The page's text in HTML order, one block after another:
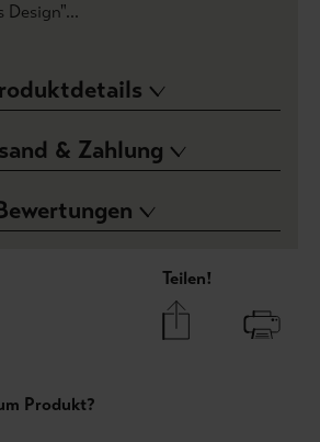
Design"...
& Zahlung
Teilen!
Produkt?